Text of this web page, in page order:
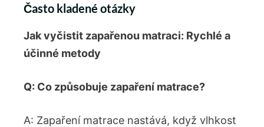
Často kladené otázky
Jak vyčistit zapařenou matraci: Rychlé a
účinné metody
Q: Co způsobuje zapaření matrace?
A: Zapaření matrace nastává, když vlhkost